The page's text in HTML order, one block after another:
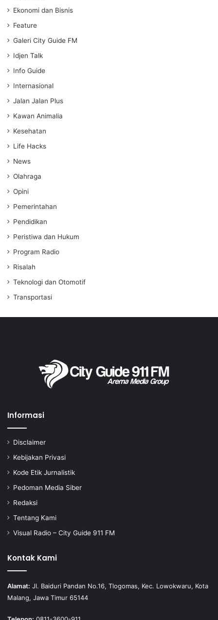
Ekonomi dan Bisnis
Feature
Galeri City Guide FM
Idjen Talk
Info Guide
Internasional
Jalan Jalan Plus
Kawan Animalia
Kesehatan
Life Hacks
News
Olahraga
Opini
Pemerintahan
Pendidikan
Peristiwa dan Hukum
Program Radio
Risalah
Teknologi dan Otomotif
Transportasi
Informasi
Disclaimer
Kebijakan Privasi
Kode Etik Jurnalistik
Pedoman Media Siber
Redaksi
Tentang Kami
Visual Radio – City Guide 911 FM
Kontak Kami
Alamat: Jl. Baiduri Pandan No.16, Tlogomas, Kec. Lowokwaru, Kota
Malang, Jawa Timur 65144